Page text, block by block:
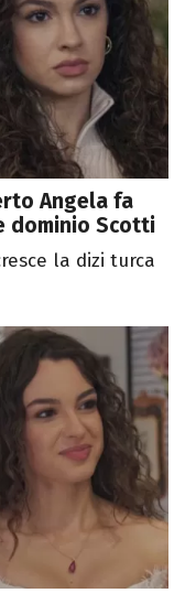
Angela fa
dominio Scotti
la dizi turca